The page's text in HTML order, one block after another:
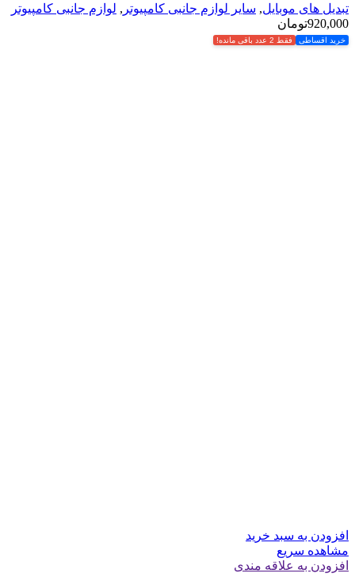
تبدیل های موبایل, سایر لوازم جانبی کامپیوتر , لوازم جانبی کامپیوتر
920,000تومان
خرید اقساطی فقط 2 عدد باقی مانده!
افزودن به سبد خرید
مشاهده سریع
افزودن به علاقه مندی